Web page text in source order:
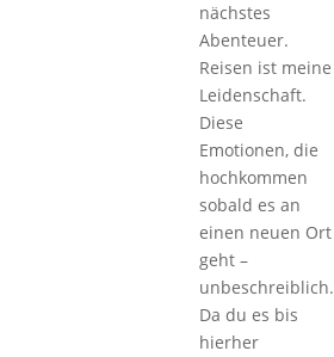
nächstes
Abenteuer.
Reisen ist meine
Leidenschaft.
Diese
Emotionen, die
hochkommen
sobald es an
einen neuen Ort
geht –
unbeschreiblich.
Da du es bis
hierher